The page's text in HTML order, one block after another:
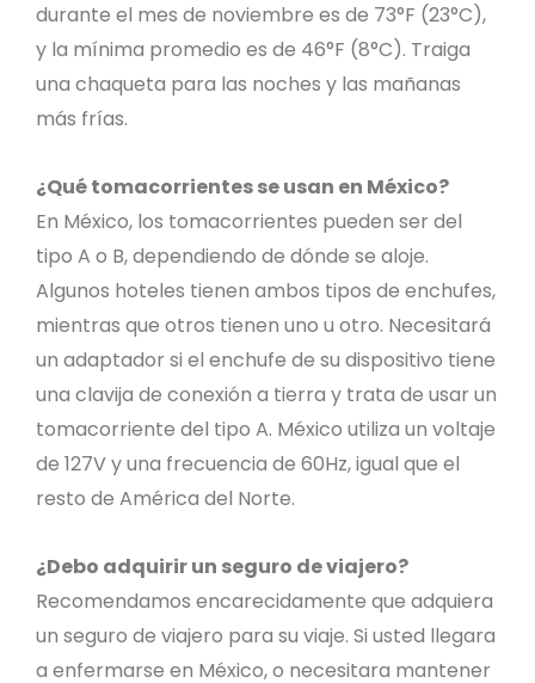
durante el mes de noviembre es de 73°F (23°C),
y la mínima promedio es de 46°F (8°C). Traiga
una chaqueta para las noches y las mañanas
más frías.
¿Qué tomacorrientes se usan en México?
En México, los tomacorrientes pueden ser del
tipo A o B, dependiendo de dónde se aloje.
Algunos hoteles tienen ambos tipos de enchufes,
mientras que otros tienen uno u otro. Necesitará
un adaptador si el enchufe de su dispositivo tiene
una clavija de conexión a tierra y trata de usar un
tomacorriente del tipo A. México utiliza un voltaje
de 127V y una frecuencia de 60Hz, igual que el
resto de América del Norte.
¿Debo adquirir un seguro de viajero?
Recomendamos encarecidamente que adquiera
un seguro de viajero para su viaje. Si usted llegara
a enfermarse en México, o necesitara mantener